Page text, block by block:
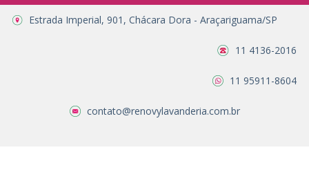
Estrada Imperial, 901, Chácara Dora - Araçariguama/SP
11 4136-2016
11 95911-8604
contato@renovylavanderia.com.br